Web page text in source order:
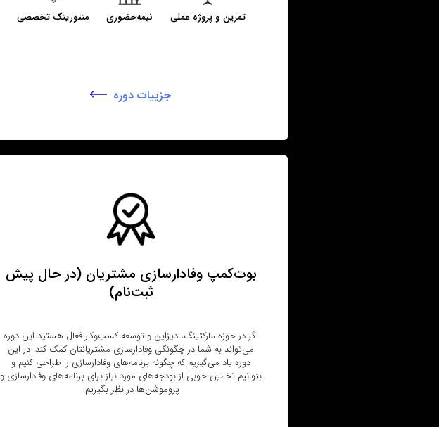
تمرین و پروژه عملی نیمه‌حضوری منتورینگ تخصصی
جزییات دوره
بوت‌کمپ وفادارسازی مشتریان (در حال پیش‌
ثبت‌نام)
اگر در حوزه مارکتینگ، دیزاین و توسعه کسب‌وکار فعال هستید این دوره
می‌تواند به شما در چگونگی وفادارسازی مشتریانتان کمک کند. در این
دوره یاد می‌گیریم که چگونه برنامه‌های وفادارسازی را طراحی کنیم و
بتوانیم تخمین خوبی از بودجه‌‌های مورد نیاز برای برنامه‌های وفادارسازی و
پروموشن‌ها در نظر بگیریم.